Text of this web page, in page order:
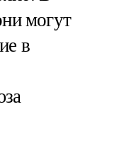
могут
в